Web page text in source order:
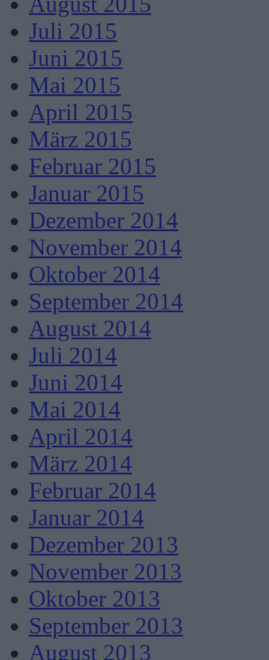
Juli 2015
Juni 2015
Mai 2015
April 2015
März 2015
Februar 2015
Januar 2015
Dezember 2014
November 2014
Oktober 2014
September 2014
August 2014
Juli 2014
Juni 2014
Mai 2014
April 2014
März 2014
Februar 2014
Januar 2014
Dezember 2013
November 2013
Oktober 2013
September 2013
August 2013